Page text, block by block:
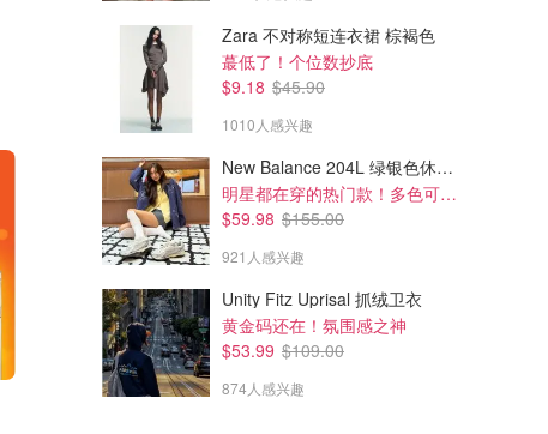
Zara 不对称短连衣裙 棕褐色
蕞低了！个位数抄底
$9.18 $45.90
1010人感兴趣
New Balance 204L 绿银色休闲鞋
明星都在穿的热门款！多色可选 3.8折
$59.98 $155.00
921人感兴趣
Unity Fitz Uprisal 抓绒卫衣
黄金码还在！氛围感之神
$53.99 $109.00
874人感兴趣